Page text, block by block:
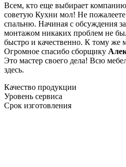
Всем, кто еще выбирает
советую Кухни мол! Не
спальню. Начиная с обсуждения
монтажом никаких проблем не
быстро и качественно. К тому же
Огромное спасибо сборщику
Это мастер своего дела! Всю
здесь.
Качество продукции
Уровень сервиса
Срок изготовления